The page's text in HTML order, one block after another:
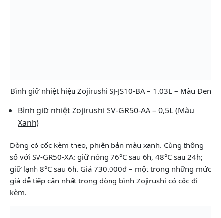
Bình giữ nhiệt hiệu Zojirushi SJ-JS10-BA – 1.03L – Màu Đen
Bình giữ nhiệt Zojirushi SV-GR50-AA – 0,5L (Màu
Xanh)
Dòng có cốc kèm theo, phiên bản màu xanh. Cùng thông
số với SV-GR50-XA: giữ nóng 76°C sau 6h, 48°C sau 24h;
giữ lạnh 8°C sau 6h. Giá 730.000đ – một trong những mức
giá dễ tiếp cận nhất trong dòng bình Zojirushi có cốc đi
kèm.